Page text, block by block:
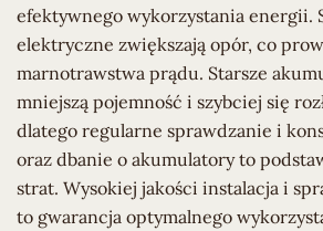
efektywnego wykorzystania energii.
elektryczne zwiększają opór, co
marnotrawstwa prądu. Starsze
mniejszą pojemność i szybciej się
dlatego regularne sprawdzanie i
oraz dbanie o akumulatory to
strat. Wysokiej jakości instalacja i
to gwarancja optymalnego